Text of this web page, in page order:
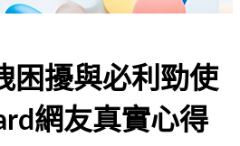
困擾與必利勁使
網友真實心得